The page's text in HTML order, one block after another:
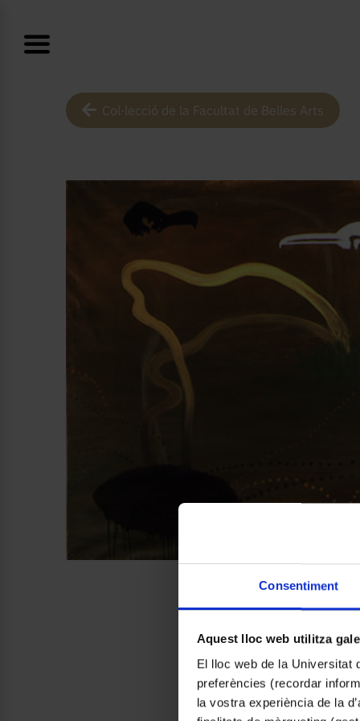
Consentiment
Aquest lloc web utilitza
El lloc web de la Universitat
preferències (recordar
la vostra experiència de la
Col·lecció de la Facultat de Belles Arts